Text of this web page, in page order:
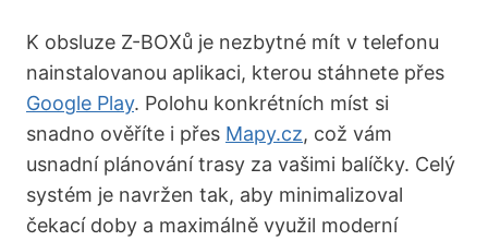
K obsluze Z-BOXů je nezbytné mít v telefonu
nainstalovanou aplikaci, kterou stáhnete přes
Google Play. Polohu konkrétních míst si
snadno ověříte i přes Mapy.cz, což vám
usnadní plánování trasy za vašimi balíčky. Celý
systém je navržen tak, aby minimalizoval
čekací doby a maximálně využil moderní